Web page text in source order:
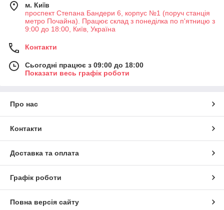
м. Київ
проспект Степана Бандери 6, корпус №1 (поруч станція
метро Почайна). Працює склад з понеділка по п'ятницю з
9:00 до 18:00, Київ, Україна
Контакти
Сьогодні працює з 09:00 до 18:00
Показати весь графік роботи
Про нас
Контакти
Доставка та оплата
Графік роботи
Повна версія сайту